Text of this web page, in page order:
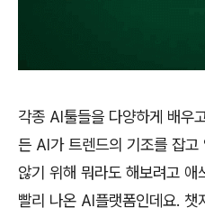
각종 AI툴들을 다양하게 배우
든 AI가 트렌드의 기조를 잡고
않기 위해 뭐라도 해보려고 애
빨리 나온 AI플랫폼인데요.